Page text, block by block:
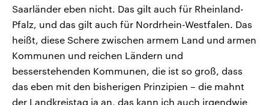
Saarländer eben nicht. Das gilt auch für Rheinland-
Pfalz, und das gilt auch für Nordrhein-Westfalen. Das
heißt, diese Schere zwischen armem Land und armen
Kommunen und reichen Ländern und
besserstehenden Kommunen, die ist so groß, dass
das eben mit den bisherigen Prinzipien – die mahnt
der Landkreistag ja an, das kann ich auch irgendwie